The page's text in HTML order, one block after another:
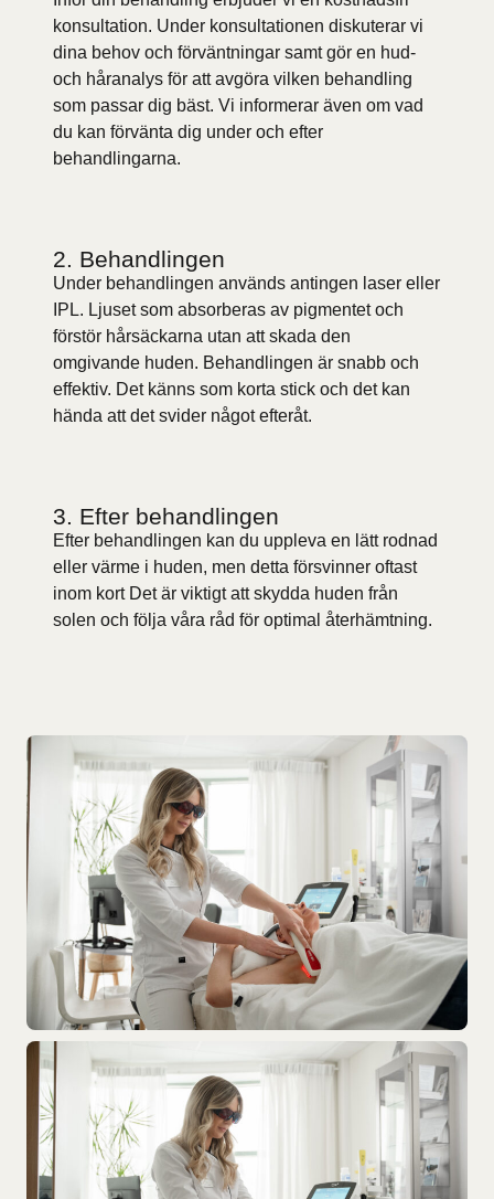
konsultation. Under konsultationen diskuterar vi
dina behov och förväntningar samt gör en hud-
och håranalys för att avgöra vilken behandling
som passar dig bäst. Vi informerar även om vad
du kan förvänta dig under och efter
behandlingarna.
2. Behandlingen
Under behandlingen används antingen laser eller
IPL. Ljuset som absorberas av pigmentet och
förstör hårsäckarna utan att skada den
omgivande huden. Behandlingen är snabb och
effektiv. Det känns som korta stick och det kan
hända att det svider något efteråt.
3. Efter behandlingen
Efter behandlingen kan du uppleva en lätt rodnad
eller värme i huden, men detta försvinner oftast
inom kort Det är viktigt att skydda huden från
solen och följa våra råd för optimal återhämtning.